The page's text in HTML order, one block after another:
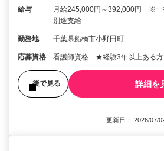
給与
月給245,000円～392,000円 ※
別途支給
勤務地 千葉県船橋市小野田町
応募資格 看護師資格 ★経験3年以上ある方
後で見る 詳細を
更新日： 2026/07/